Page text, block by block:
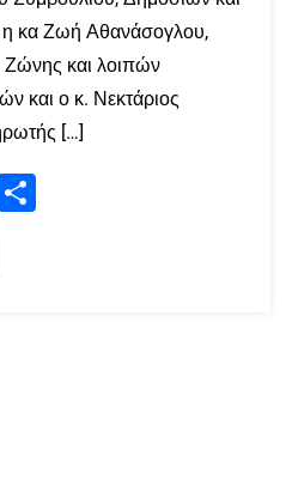
κα Ζωή Αθανάσογλου,
Ζώνης και λοιπών
και ο κ. Νεκτάριος
[…]
LinkedIn